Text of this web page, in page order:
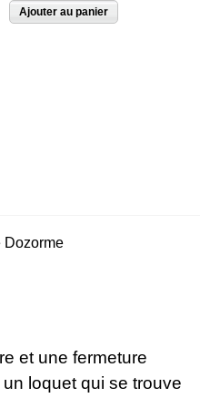
Dozorme
et une fermeture
loquet qui se trouve